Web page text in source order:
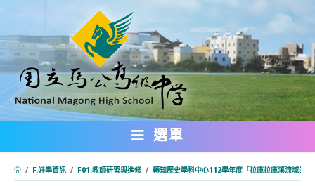
轉
主
要
內
選單
/ F.好學資訊 / F01.教師研習與進修 / 轉知歷史學科中心112學年度「拉庫拉庫溪流域的